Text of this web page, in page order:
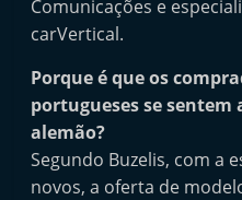
Comunicações e
carVertical.
Porque é que os
portugueses se
alemão?
Segundo Buzelis, com a
novos, a oferta de